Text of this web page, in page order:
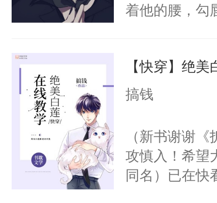
着他的腰，勾
来，给老公
用力——为你
【快穿】绝
搞钱
（新书谢谢
攻慎入！希望
同名）已在快